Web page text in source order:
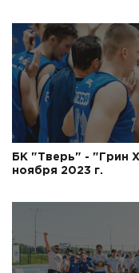
БК "Тверь" - "Грин
ноября 2023 г.